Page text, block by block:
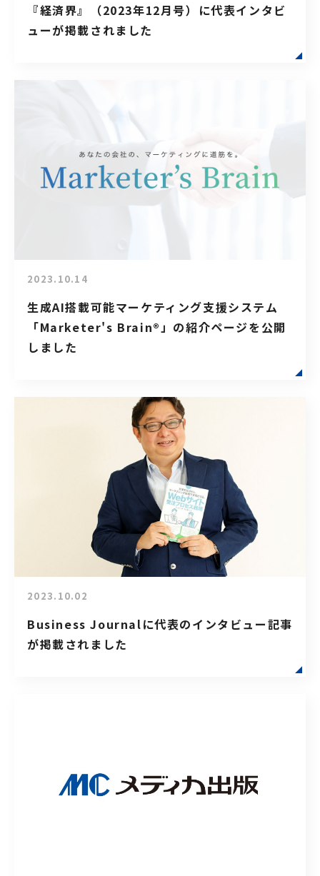
『経済界』（2023年12月号）に代表インタビ
ューが掲載されました
2023.10.14
生成AI搭載可能マーケティング支援システム
「Marketer's Brain®」の紹介ページを公開
しました
2023.10.02
Business Journalに代表のインタビュー記事
が掲載されました